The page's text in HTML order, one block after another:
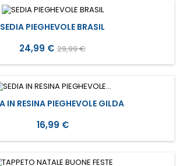
SEDIA PIEGHEVOLE BRASIL
Prezzo
24,99 € Prezzo
base
29,99 €
IN RESINA PIEGHEVOLE GILDA
Prezzo
16,99 €